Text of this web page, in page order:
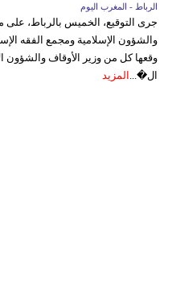
الرباط - المغرب اليوم
جرى التوقيع، الخميس بالرباط، على
والشؤون الإسلامية ومجمع الفقه
وقعها كل من وزير الأوقاف والشؤون
ال�... المزيد